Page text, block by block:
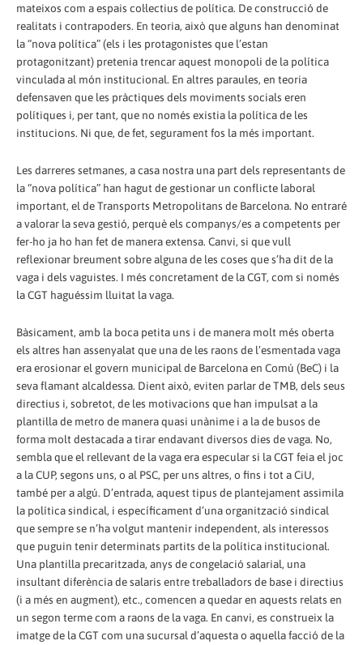
mateixos com a espais col·lectius de política. De construcció de
realitats i contrapoders. En teoria, això que alguns han denominat
la “nova política” (els i les protagonistes que l’estan
protagonitzant) pretenia trencar aquest monopoli de la política
vinculada al món institucional. En altres paraules, en teoria
defensaven que les pràctiques dels moviments socials eren
polítiques i, per tant, que no només existia la política de les
institucions. Ni que, de fet, segurament fos la més important.
Les darreres setmanes, a casa nostra una part dels representants de
la “nova política” han hagut de gestionar un conflicte laboral
important, el de Transports Metropolitans de Barcelona. No entraré
a valorar la seva gestió, perquè els companys/es a competents per
fer-ho ja ho han fet de manera extensa. Canvi, si que vull
reflexionar breument sobre alguna de les coses que s’ha dit de la
vaga i dels vaguistes. I més concretament de la CGT, com si només
la CGT haguéssim lluitat la vaga.
Bàsicament, amb la boca petita uns i de manera molt més oberta
els altres han assenyalat que una de les raons de l’esmentada vaga
era erosionar el govern municipal de Barcelona en Comú (BeC) i la
seva flamant alcaldessa. Dient això, eviten parlar de TMB, dels seus
directius i, sobretot, de les motivacions que han impulsat a la
plantilla de metro de manera quasi unànime i a la de busos de
forma molt destacada a tirar endavant diversos dies de vaga. No,
sembla que el rellevant de la vaga era especular si la CGT feia el joc
a la CUP, segons uns, o al PSC, per uns altres, o fins i tot a CiU,
també per a algú. D’entrada, aquest tipus de plantejament assimila
la política sindical, i específicament d’una organització sindical
que sempre se n’ha volgut mantenir independent, als interessos
que puguin tenir determinats partits de la política institucional.
Una plantilla precaritzada, anys de congelació salarial, una
insultant diferència de salaris entre treballadors de base i directius
(i a més en augment), etc., comencen a quedar en aquests relats en
un segon terme com a raons de la vaga. En canvi, es construeix la
imatge de la CGT com una sucursal d’aquesta o aquella facció de la